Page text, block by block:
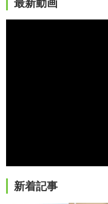
最新動画
新着記事